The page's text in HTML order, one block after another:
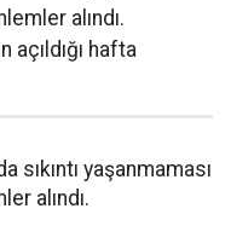
alındı.
açıldığı hafta
sıkıntı yaşanmaması
alındı.